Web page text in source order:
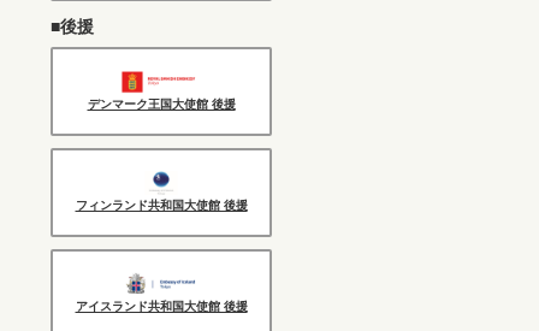
■後援
デンマーク王国大使館 後援
フィンランド共和国大使館 後援
アイスランド共和国大使館 後援